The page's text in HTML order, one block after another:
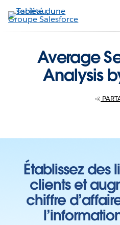
Aller
au
Average
Analysis
Établissez des
clients et
chiffre